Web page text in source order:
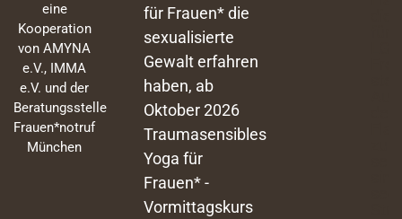
eine
Kooperation
von AMYNA
e.V., IMMA
e.V. und der
Beratungsstelle
Frauen*notruf
München
für Frauen* die
sexualisierte
Gewalt erfahren
haben, ab
Oktober 2026
Traumasensibles
Yoga für
Frauen* -
Vormittagskurs